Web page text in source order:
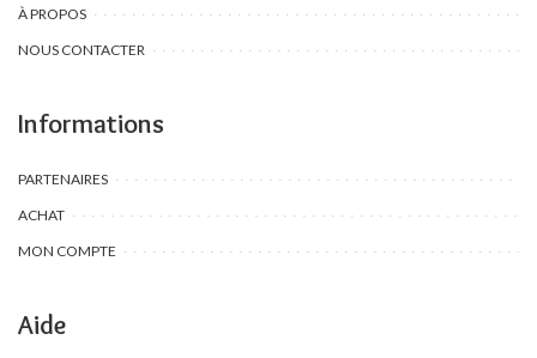
À PROPOS
NOUS CONTACTER
Informations
PARTENAIRES
ACHAT
MON COMPTE
Aide